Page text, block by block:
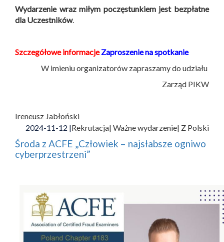
Wydarzenie wraz miłym poczęstunkiem jest bezpłatne
dla Uczestników.
Szczegółowe informacje Zaproszenie na spotkanie
W imieniu organizatorów zapraszamy do udziału
Zarząd PIKW
Ireneusz Jabłoński
2024-11-12 |Rekrutacja| Ważne wydarzenie| Z Polski
Środa z ACFE „Człowiek – najsłabsze ogniwo
cyberprzestrzeni”